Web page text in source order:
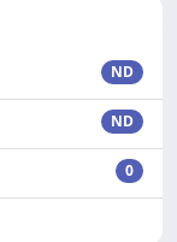
ND
ND
0